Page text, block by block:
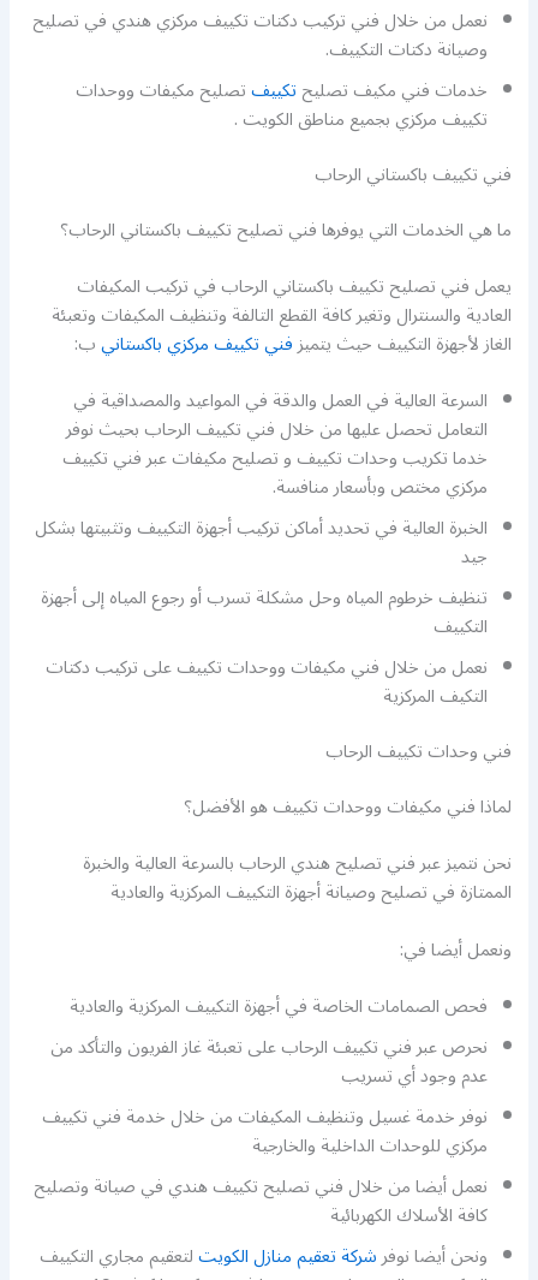
نعمل من خلال فني تركيب دكتات تكييف مركزي هندي في تصليح
وصيانة دكتات التكييف.
خدمات فني مكيف تصليحتكييفتصليح مكيفات ووحدات
تكييف مركزي بجميع مناطق الكويت .
فني تكييف باكستاني الرحاب
ما هي الخدمات التي يوفرها فني تصليح تكييف باكستاني الرحاب؟
يعمل فني تصليح تكييف باكستاني الرحاب في تركيب المكيفات
العادية والسنترال وتغير كافة القطع التالفة وتنظيف المكيفات وتعبئة
الغاز لأجهزة التكييف حيث يتميزفني تكييف مركزي باكستانيب:
السرعة العالية في العمل والدقة في المواعيد والمصداقية في
التعامل تحصل عليها من خلال فني تكييف الرحاب بحيث نوفر
خدما تكريب وحدات تكييف و تصليح مكيفات عبر فني تكييف
مركزي مختص وبأسعار منافسة.
الخبرة العالية في تحديد أماكن تركيب أجهزة التكييف وتثبيتها بشكل
جيد
تنظيف خرطوم المياه وحل مشكلة تسرب أو رجوع المياه إلى أجهزة
التكييف
نعمل من خلال فني مكيفات ووحدات تكييف على تركيب دكتات
التكيف المركزية
فني وحدات تكييف الرحاب
لماذا فني مكيفات ووحدات تكييف هو الأفضل؟
نحن نتميز عبر فني تصليح هندي الرحاب بالسرعة العالية والخبرة
الممتازة في تصليح وصيانة أجهزة التكييف المركزية والعادية
ونعمل أيضا في:
فحص الصمامات الخاصة في أجهزة التكييف المركزية والعادية
نحرص عبر فني تكييف الرحاب على تعبئة غاز الفريون والتأكد من
عدم وجود أي تسريب
نوفر خدمة غسيل وتنظيف المكيفات من خلال خدمة فني تكييف
مركزي للوحدات الداخلية والخارجية
نعمل أيضا من خلال فني تصليح تكييف هندي في صيانة وتصليح
كافة الأسلاك الكهربائية
ونحن أيضا نوفرشركة تعقيم منازل الكويتلتعقيم مجاري التكييف